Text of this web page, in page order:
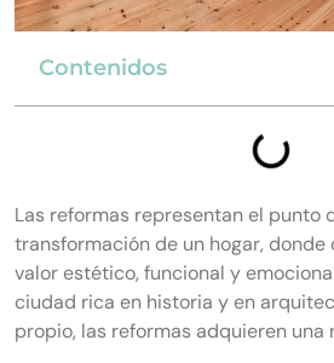
Contenidos
Las reformas representan el punto
transformación de un hogar, donde
valor estético, funcional y
ciudad rica en historia y en
propio, las reformas adquieren una